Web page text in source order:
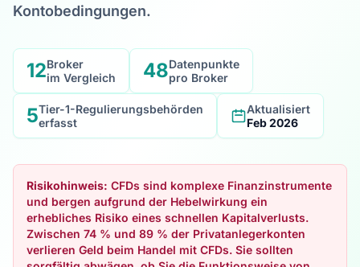
Kontobedingungen.
12Broker
im Vergleich
48Datenpunkte
pro Broker
5Tier-1-Regulierungsbehörden
erfasst
Aktualisiert
Feb 2026
Risikohinweis: CFDs sind komplexe Finanzinstrumente
und bergen aufgrund der Hebelwirkung ein
erhebliches Risiko eines schnellen Kapitalverlusts.
Zwischen 74 % und 89 % der Privatanlegerkonten
verlieren Geld beim Handel mit CFDs. Sie sollten